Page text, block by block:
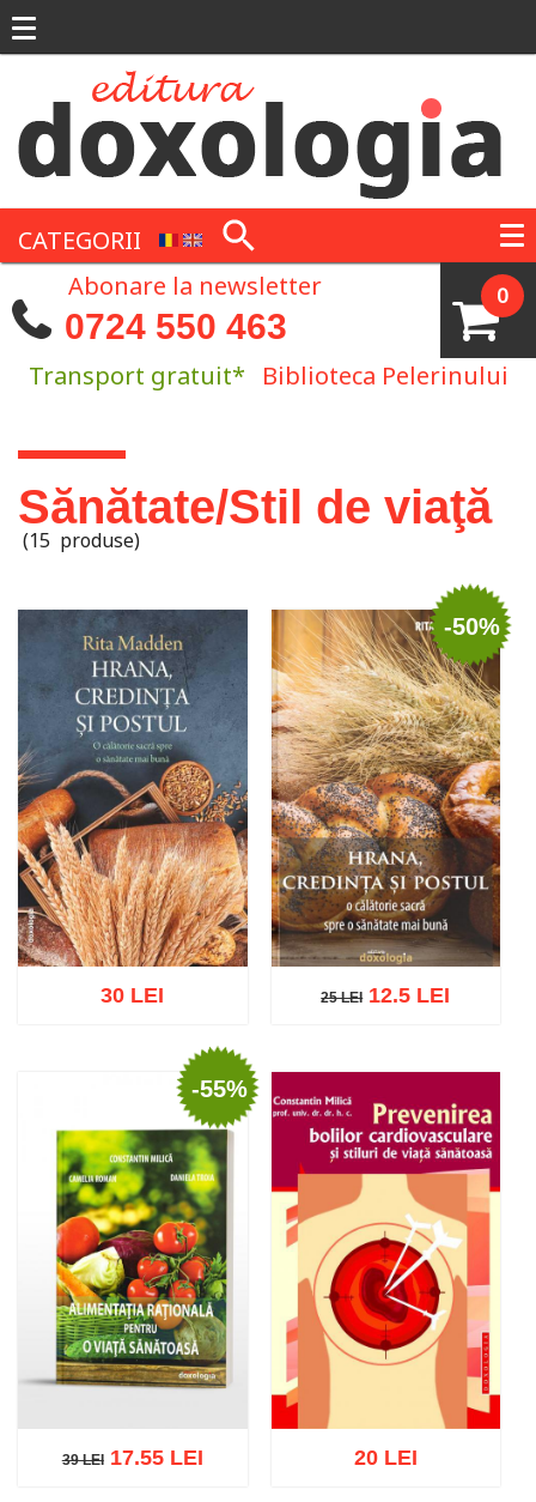
CATEGORII
0
Abonare la newsletter
0724 550 463
Transport gratuit* Biblioteca Pelerinului
Eşti aici
Sănătate/Stil de viaţă
(15 produse)
Wishlist
30 LEI
-50%
25 LEI
Adaugă în coș Wishlist
25 LEI12.5 LEI
-55%
39 LEI
39 LEI17.55 LEI 20 LEI